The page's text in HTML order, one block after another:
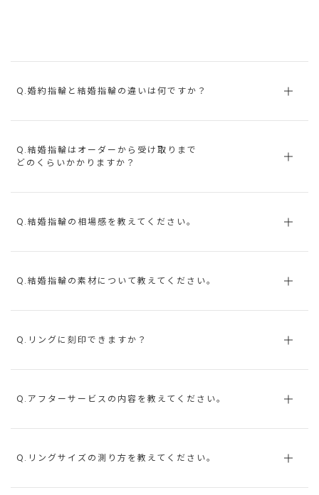
Q.婚約指輪と結婚指輪の違いは何ですか？
Q.結婚指輪はオーダーから受け取りまで
どのくらいかかりますか？
Q.結婚指輪の相場感を教えてください。
Q.結婚指輪の素材について教えてください。
Q.リングに刻印できますか？
Q.アフターサービスの内容を教えてください。
Q.リングサイズの測り方を教えてください。